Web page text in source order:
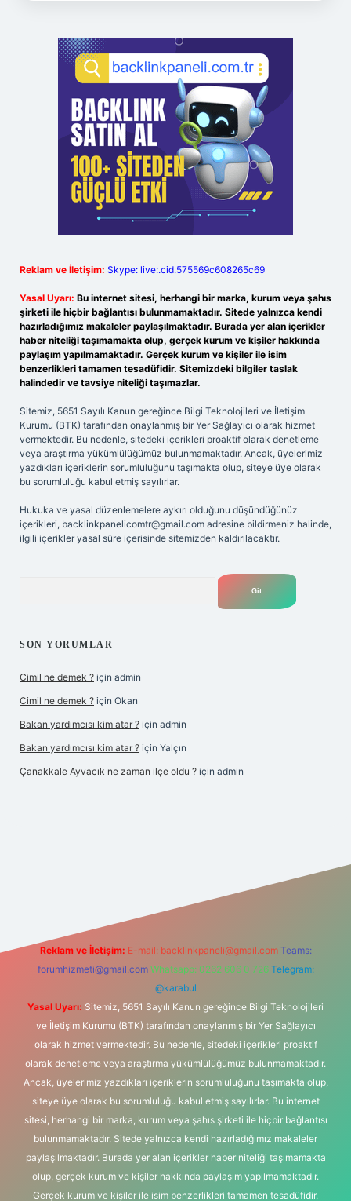
Reklam ve İletişim: Skype: live:.cid.575569c608265c69
Yasal Uyarı: Bu internet sitesi, herhangi bir marka, kurum veya şahıs
şirketi ile hiçbir bağlantısı bulunmamaktadır. Sitede yalnızca kendi
hazırladığımız makaleler paylaşılmaktadır. Burada yer alan içerikler
haber niteliği taşımamakta olup, gerçek kurum ve kişiler hakkında
paylaşım yapılmamaktadır. Gerçek kurum ve kişiler ile isim
benzerlikleri tamamen tesadüfidir. Sitemizdeki bilgiler taslak
halindedir ve tavsiye niteliği taşımazlar.
Sitemiz, 5651 Sayılı Kanun gereğince Bilgi Teknolojileri ve İletişim
Kurumu (BTK) tarafından onaylanmış bir Yer Sağlayıcı olarak hizmet
vermektedir. Bu nedenle, sitedeki içerikleri proaktif olarak denetleme
veya araştırma yükümlülüğümüz bulunmamaktadır. Ancak, üyelerimiz
yazdıkları içeriklerin sorumluluğunu taşımakta olup, siteye üye olarak
bu sorumluluğu kabul etmiş sayılırlar.
Hukuka ve yasal düzenlemelere aykırı olduğunu düşündüğünüz
içerikleri, backlinkpanelicomtr@gmail.com adresine bildirmeniz halinde,
ilgili içerikler yasal süre içerisinde sitemizden kaldırılacaktır.
SON YORUMLAR
Cimil ne demek ? için admin
Cimil ne demek ? için Okan
Bakan yardımcısı kim atar ? için admin
Bakan yardımcısı kim atar ? için Yalçın
Çanakkale Ayvacık ne zaman ilçe oldu ? için admin
Reklam ve İletişim: E-mail: backlinkpaneli@gmail.com Teams:
forumhizmeti@gmail.com Whatsapp: 0262 606 0 726 Telegram:
@karabul
Yasal Uyarı: Sitemiz, 5651 Sayılı Kanun gereğince Bilgi Teknolojileri
ve İletişim Kurumu (BTK) tarafından onaylanmış bir Yer Sağlayıcı
olarak hizmet vermektedir. Bu nedenle, sitedeki içerikleri proaktif
olarak denetleme veya araştırma yükümlülüğümüz bulunmamaktadır.
Ancak, üyelerimiz yazdıkları içeriklerin sorumluluğunu taşımakta olup,
siteye üye olarak bu sorumluluğu kabul etmiş sayılırlar. Bu internet
sitesi, herhangi bir marka, kurum veya şahıs şirketi ile hiçbir bağlantısı
bulunmamaktadır. Sitede yalnızca kendi hazırladığımız makaleler
paylaşılmaktadır. Burada yer alan içerikler haber niteliği taşımamakta
olup, gerçek kurum ve kişiler hakkında paylaşım yapılmamaktadır.
Gerçek kurum ve kişiler ile isim benzerlikleri tamamen tesadüfidir.